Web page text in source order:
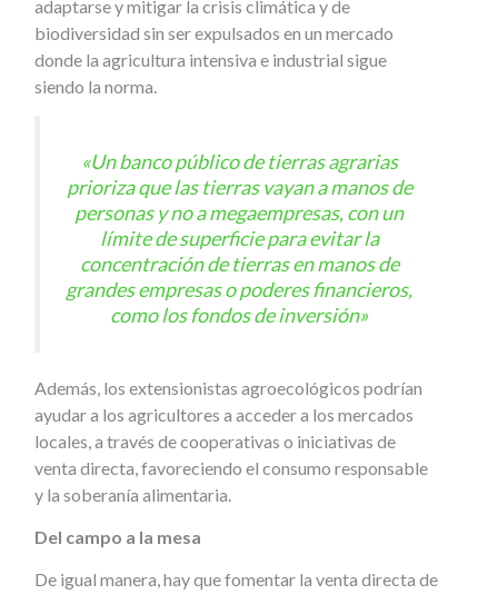
adaptarse y mitigar la crisis climática y de
biodiversidad sin ser expulsados en un mercado
donde la agricultura intensiva e industrial sigue
siendo la norma.
«Un banco público de tierras agrarias
prioriza que las tierras vayan a manos de
personas y no a megaempresas, con un
límite de superficie para evitar la
concentración de tierras en manos de
grandes empresas o poderes financieros,
como los fondos de inversión»
Además, los extensionistas agroecológicos podrían
ayudar a los agricultores a acceder a los mercados
locales, a través de cooperativas o iniciativas de
venta directa, favoreciendo el consumo responsable
y la soberanía alimentaria.
Del campo a la mesa
De igual manera, hay que fomentar la venta directa de